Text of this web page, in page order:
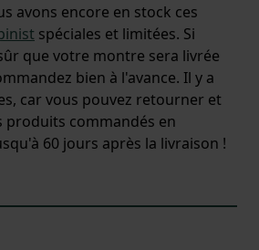
avons encore en stock ces
spéciales et limitées. Si
que votre montre sera livrée
bien à l'avance. Il y a
car vous pouvez retourner et
produits commandés en
60 jours après la livraison !